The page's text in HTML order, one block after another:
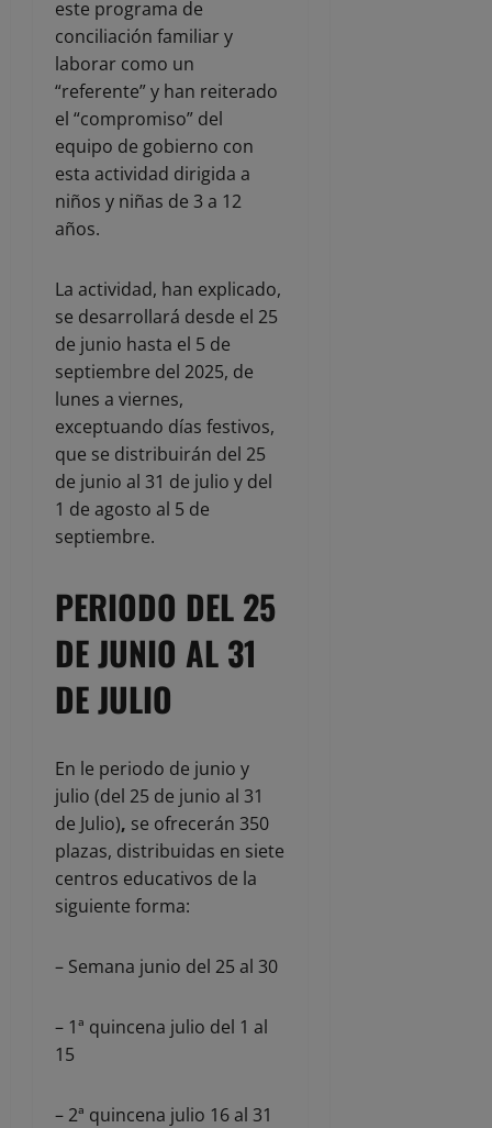
este programa de
conciliación familiar y
laborar como un
“referente” y han reiterado
el “compromiso” del
equipo de gobierno con
esta actividad dirigida a
niños y niñas de 3 a 12
años.
La actividad, han explicado,
se desarrollará desde el 25
de junio hasta el 5 de
septiembre del 2025, de
lunes a viernes,
exceptuando días festivos,
que se distribuirán del 25
de junio al 31 de julio y del
1 de agosto al 5 de
septiembre.
PERIODO DEL 25
DE JUNIO AL 31
DE JULIO
En le periodo de junio y
julio (del 25 de junio al 31
de Julio), se ofrecerán 350
plazas, distribuidas en siete
centros educativos de la
siguiente forma:
– Semana junio del 25 al 30
– 1ª quincena julio del 1 al
15
– 2ª quincena julio 16 al 31